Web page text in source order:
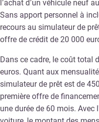
l’achat d’un véhicule neuf
Sans apport personnel à
recours au simulateur de
offre de crédit de 20 000
Dans ce cadre, le coût total
euros. Quant aux
simulateur de prêt est de
première offre de
une durée de 60 mois. Avec